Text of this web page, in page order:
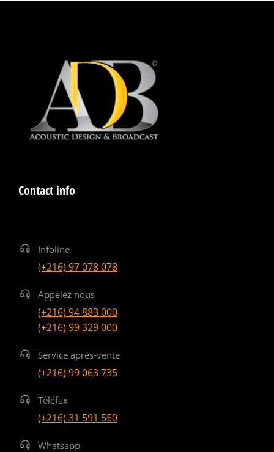
Contact info
Infoline
(+216) 97 078 078
Appelez nous
(+216) 94 883 000
(+216) 99 329 000
Service après-vente
(+216) 99 063 735
Téléfax
(+216) 31 591 550
Whatsapp